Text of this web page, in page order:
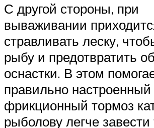
С другой стороны, при
вываживании
стравливать леску,
рыбу и предотвратить
оснастки. В этом
правильно настроенный
фрикционный тормоз
рыболову легче